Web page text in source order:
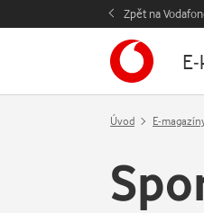
Zpět na
Úvod E-